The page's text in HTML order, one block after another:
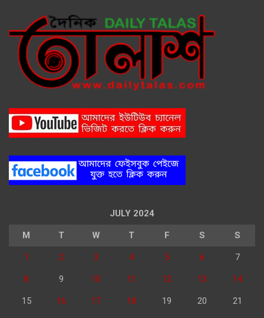
JULY 2024
M T W T F S S
1 2 3 4 5 6 7
8 9 10 11 12 13 14
15 16 17 18 19 20 21